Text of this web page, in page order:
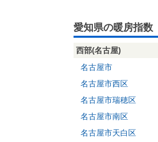
愛知県の暖房指数
西部(名古屋)
名古屋市
名古屋市西区
名古屋市瑞穂区
名古屋市南区
名古屋市天白区